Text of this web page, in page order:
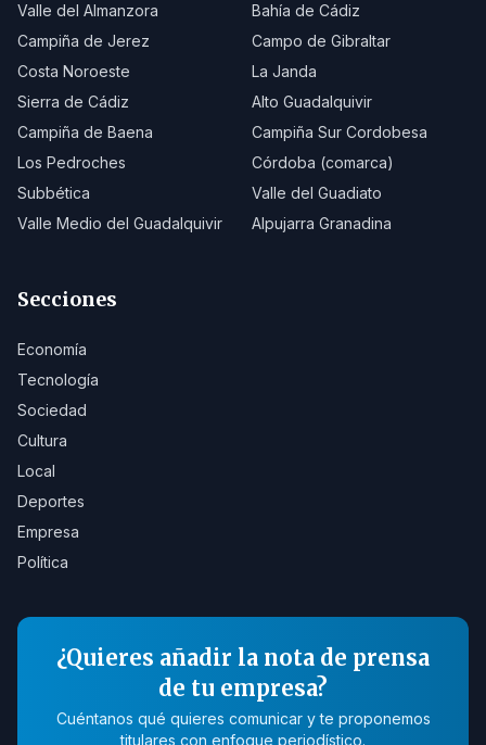
Valle del Almanzora
Bahía de Cádiz
Campiña de Jerez
Campo de Gibraltar
Costa Noroeste
La Janda
Sierra de Cádiz
Alto Guadalquivir
Campiña de Baena
Campiña Sur Cordobesa
Los Pedroches
Córdoba (comarca)
Subbética
Valle del Guadiato
Valle Medio del Guadalquivir
Alpujarra Granadina
Secciones
Economía
Tecnología
Sociedad
Cultura
Local
Deportes
Empresa
Política
¿Quieres añadir la nota de prensa
de tu empresa?
Cuéntanos qué quieres comunicar y te proponemos
titulares con enfoque periodístico.